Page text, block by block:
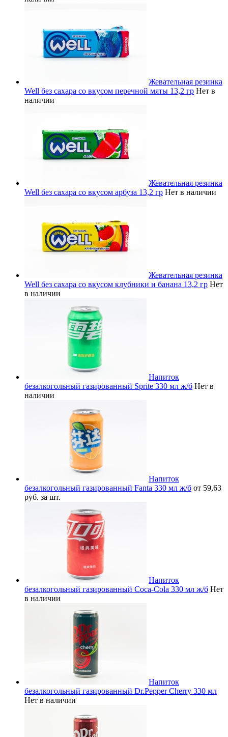
Жевательная резинка
Well без сахара со вкусом перечной мяты 13,2 гр Нет в
наличии
Жевательная резинка
Well без сахара со вкусом арбуза 13,2 гр Нет в наличии
Жевательная резинка
Well без сахара со вкусом клубники и банана 13,2 гр Нет
в наличии
Напиток
безалкогольный газированный Sprite 330 мл ж/б Нет в
наличии
Напиток
безалкогольный газированный Fanta 330 мл ж/б от 59,63
руб. за шт.
Напиток
безалкогольный газированный Coca-Cola 330 мл ж/б Нет
в наличии
Напиток
безалкогольный газированный Dr.Pepper Cherry 330 мл
Нет в наличии